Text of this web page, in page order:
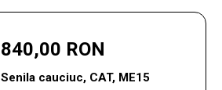
840,00 RON
Senila cauciuc, CAT, ME15